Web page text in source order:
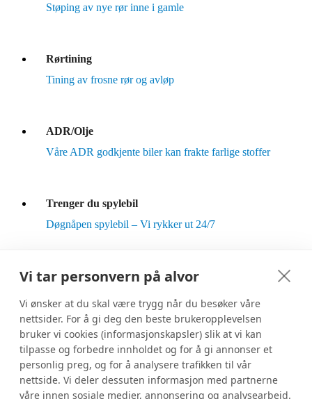
Vi tar personvern på alvor
Vi ønsker at du skal være trygg når du besøker våre
nettsider. For å gi deg den beste brukeropplevelsen
bruker vi cookies (informasjonskapsler) slik at vi kan
tilpasse og forbedre innholdet og for å gi annonser et
personlig preg, og for å analysere trafikken til vår
nettside. Vi deler dessuten informasjon med partnerne
våre innen sosiale medier, annonsering og analysearbeid.
Støping av nye rør inne i gamle
Rørtining
Tining av frosne rør og avløp
ADR/Olje
Våre ADR godkjente biler kan frakte farlige stoffer
Trenger du spylebil
Døgnåpen spylebil – Vi rykker ut 24/7
Vedlikeholdsspyling
Vær føre var – slik at skadene ikke oppstår
Kontakt oss